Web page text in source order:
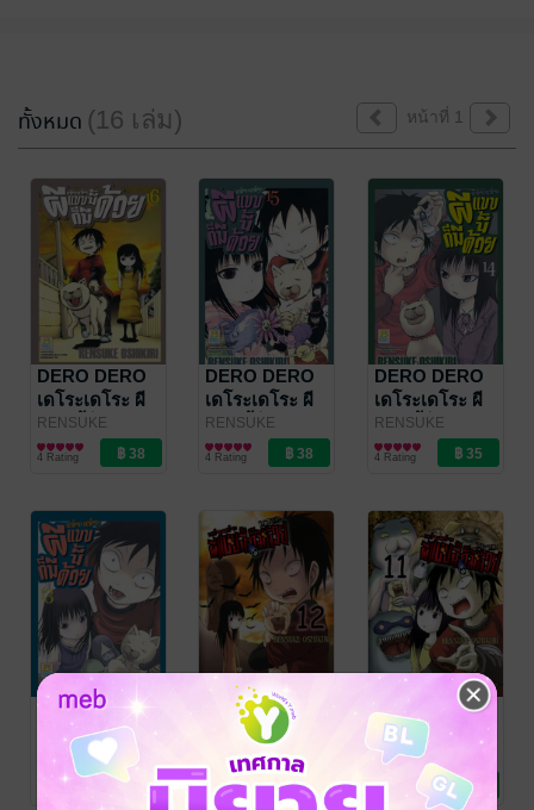
ทั้งหมด (16 เล่ม) หน้าที่ 1
DERO DERO
เดโระเดโระ ผี
แบบนี้ก็มีด้วย
16 (เล่มจบ)
RENSUKE
OSHIKIRI /
Bongkoch
การ์ตูนทั่วไป
4 Rating
DERO DERO
เดโระเดโระ ผี
แบบนี้ก็มีด้วย
15
RENSUKE
OSHIKIRI /
Bongkoch
การ์ตูนทั่วไป
4 Rating
DERO DERO
เดโระเดโระ ผี
แบบนี้ก็มีด้วย
14
RENSUKE
OSHIKIRI /
Bongkoch
การ์ตูนทั่วไป
4 Rating
DERO DERO
เดโระเดโระ ผี
แบบนี้ก็มีด้วย
13
RENSUKE
OSHIKIRI/
Bongkoch
การ์ตูนทั่วไป
DERO DERO
เดโระเดโระ ผี
แบบนี้ก็มีด้วย
12
RENSUKE
OSHIKIRI
Bongkoch
การ์ตูนทั่วไป
3 Rating
DERO DERO
เดโระเดโระ ผี
แบบนี้ก็มีด้วย
11
RENSUKE
OSHIKIRI/
Bongkoch
การ์ตูนทั่วไป
3 Rating